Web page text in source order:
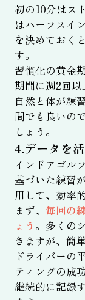
初の10分はス
はハーフスイ
を決めておく
す。
習慣化の黄金
期間に週2回
自然と体が練
間でも良いの
しょう。
4.データを
インドアゴル
基づいた練習
用して、効率
まず、 毎回の
ょう 。多くの
きますが、簡
ドライバーの
ティングの成
継続的に記録